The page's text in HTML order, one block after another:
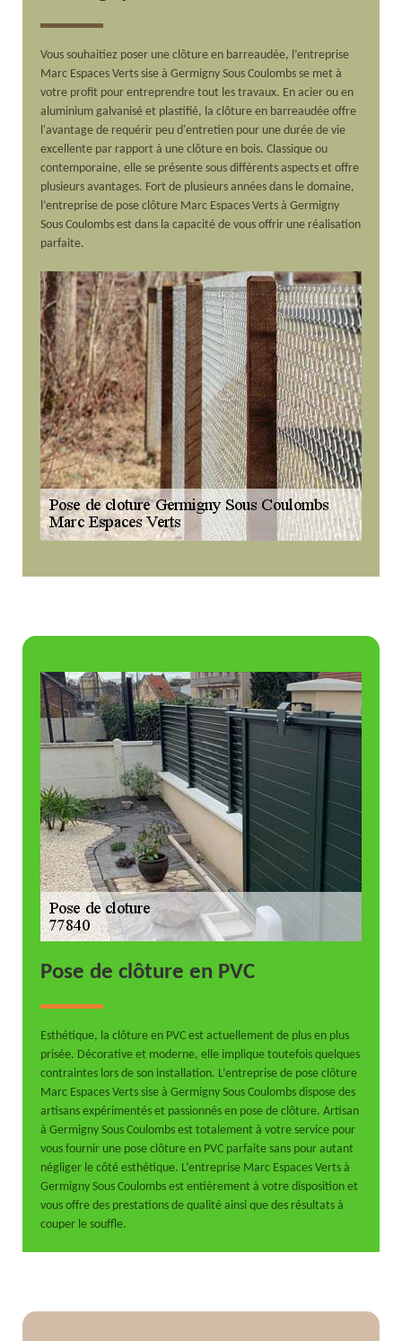
Vous souhaitiez poser une clôture en barreaudée, l’entreprise
Marc Espaces Verts sise à Germigny Sous Coulombs se met à
votre profit pour entreprendre tout les travaux. En acier ou en
aluminium galvanisé et plastifié, la clôture en barreaudée offre
l'avantage de requérir peu d'entretien pour une durée de vie
excellente par rapport à une clôture en bois. Classique ou
contemporaine, elle se présente sous différents aspects et offre
plusieurs avantages. Fort de plusieurs années dans le domaine,
l’entreprise de pose clôture Marc Espaces Verts à Germigny
Sous Coulombs est dans la capacité de vous offrir une réalisation
parfaite.
Pose de clôture en PVC
Esthétique, la clôture en PVC est actuellement de plus en plus
prisée. Décorative et moderne, elle implique toutefois quelques
contraintes lors de son installation. L’entreprise de pose clôture
Marc Espaces Verts sise à Germigny Sous Coulombs dispose des
artisans expérimentés et passionnés en pose de clôture. Artisan
à Germigny Sous Coulombs est totalement à votre service pour
vous fournir une pose clôture en PVC parfaite sans pour autant
négliger le côté esthétique. L’entreprise Marc Espaces Verts à
Germigny Sous Coulombs est entièrement à votre disposition et
vous offre des prestations de qualité ainsi que des résultats à
couper le souffle.